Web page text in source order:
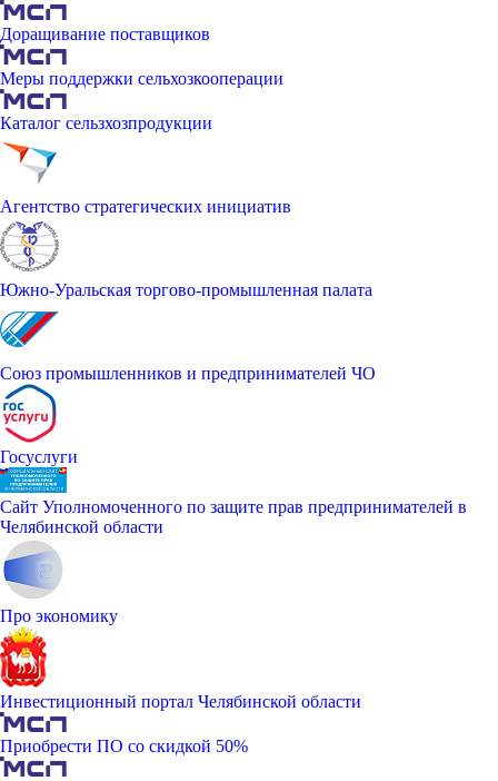
Доращивание поставщиков
Меры поддержки сельхозкооперации
Каталог сельзхозпродукции
Агентство стратегических инициатив
Южно-Уральская торгово-промышленная палата
Союз промышленников и предпринимателей ЧО
Госуслуги
Сайт Уполномоченного по защите прав предпринимателей в
Челябинской области
Про экономику
Инвестиционный портал Челябинской области
Приобрести ПО со скидкой 50%